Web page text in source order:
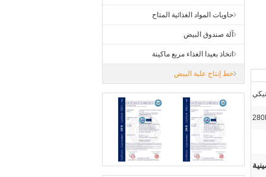
حاويات المواد الغذائية المتاح
آلة صندوق البيض
اتخاذ بعيدا الغذاء مربع ماكينة
خط إنتاج علبة البيض